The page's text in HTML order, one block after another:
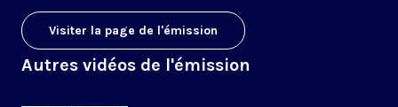
Visiter la page de l'émission
Autres vidéos de l'émission